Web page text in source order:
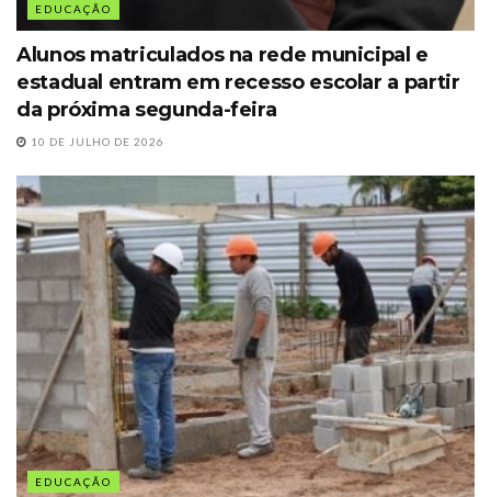
EDUCAÇÃO
Alunos matriculados na rede municipal e
estadual entram em recesso escolar a partir
da próxima segunda-feira
10 DE JULHO DE 2026
EDUCAÇÃO